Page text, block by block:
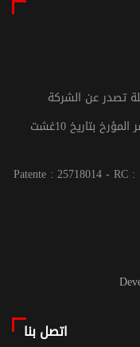
الإيداع القانوني طبقا لقانون الصحافة والنشر المؤرخ بتاريخ 10غشت
Patente : 25718014 - RC
اتصل بنا